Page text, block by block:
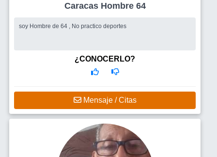
Caracas Hombre 64
soy Hombre de 64 , No practico deportes
¿CONOCERLO?
Mensaje / Citas